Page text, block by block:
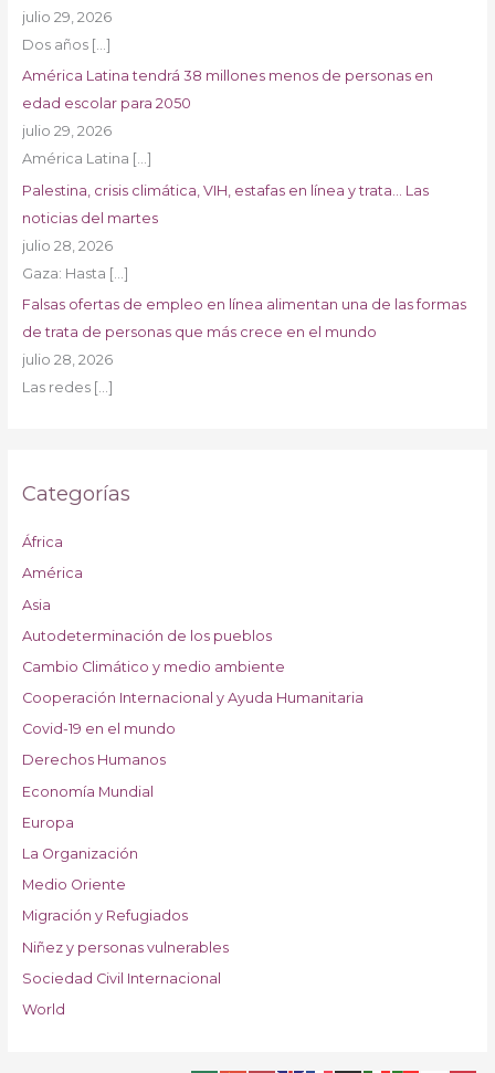
julio 29, 2026
Dos años […]
América Latina tendrá 38 millones menos de personas en
edad escolar para 2050
julio 29, 2026
América Latina […]
Palestina, crisis climática, VIH, estafas en línea y trata… Las
noticias del martes
julio 28, 2026
Gaza: Hasta […]
Falsas ofertas de empleo en línea alimentan una de las formas
de trata de personas que más crece en el mundo
julio 28, 2026
Las redes […]
Categorías
África
América
Asia
Autodeterminación de los pueblos
Cambio Climático y medio ambiente
Cooperación Internacional y Ayuda Humanitaria
Covid-19 en el mundo
Derechos Humanos
Economía Mundial
Europa
La Organización
Medio Oriente
Migración y Refugiados
Niñez y personas vulnerables
Sociedad Civil Internacional
World